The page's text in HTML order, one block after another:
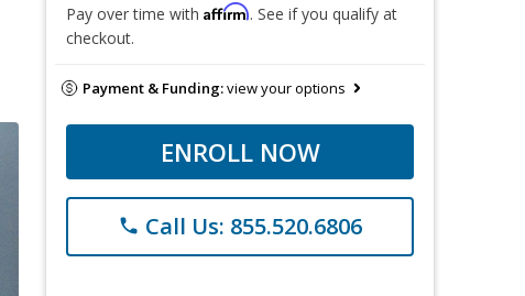
Pay over time with Affirm. See if you qualify at
checkout.
Payment & Funding:view your options
ENROLL NOW
phone Call Us: 855.520.6806